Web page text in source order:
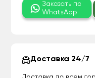
Заказать по
WhatsApp
Доставка 24/7